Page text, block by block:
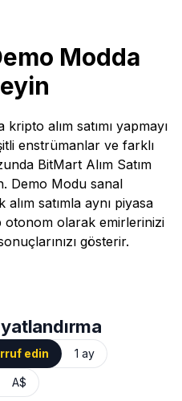
Modda
alım satımı yapmayı
enstrümanlar ve farklı
BitMart Alım Satım
Demo Modu sanal
satımla aynı piyasa
otonom olarak emirlerinizi
gösterir.
edin 1 ay
A$